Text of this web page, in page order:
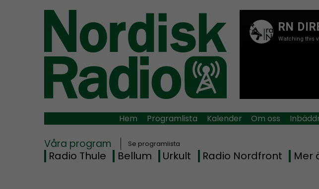
Hem Programlista Kalender Om oss
Våra program Se programlista
Radio Thule Bellum Urkult Radio Nordfront Mer